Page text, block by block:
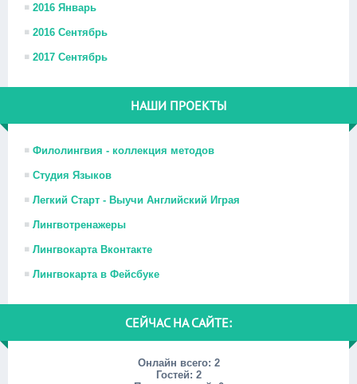
2016 Январь
2016 Сентябрь
2017 Сентябрь
НАШИ ПРОЕКТЫ
Филолингвия - коллекция методов
Студия Языков
Легкий Старт - Выучи Английский Играя
Лингвотренажеры
Лингвокарта Вконтакте
Лингвокарта в Фейсбуке
СЕЙЧАС НА САЙТЕ:
Онлайн всего: 2
Гостей: 2